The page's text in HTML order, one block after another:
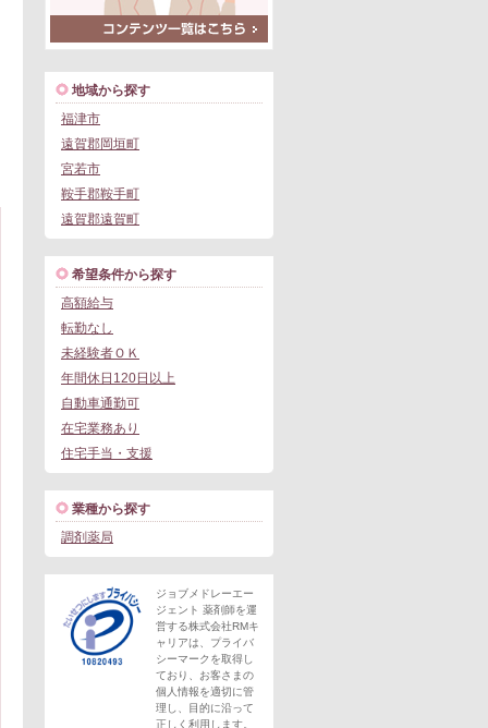
地域から探す
福津市
遠賀郡岡垣町
宮若市
鞍手郡鞍手町
遠賀郡遠賀町
希望条件から探す
高額給与
転勤なし
未経験者ＯＫ
年間休日120日以上
自動車通勤可
在宅業務あり
住宅手当・支援
業種から探す
調剤薬局
ジョブメドレーエー
ジェント 薬剤師を運
営する株式会社RMキ
ャリアは、プライバ
シーマークを取得し
ており、お客さまの
個人情報を適切に管
理し、目的に沿って
正しく利用します。